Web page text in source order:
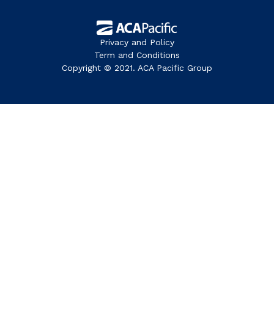
Privacy and Policy
Term and Conditions
Copyright © 2021. ACA Pacific Group